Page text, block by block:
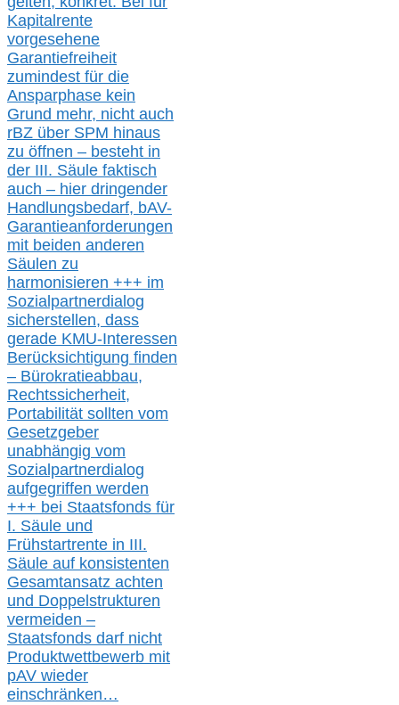
Kapitalrente
vorgesehene
Garantiefreiheit
zumindest für die
Ansparphase kein
Grund mehr, nicht auch
rBZ über SPM hinaus
zu öffnen – besteht in
der III. Säule faktisch
auch – hier dringender
Handlungsbedarf, bAV-
Garantieanforderungen
mit beiden anderen
Säulen zu
harmonisieren +++ im
Sozialpartnerdialog
sicherstellen, dass
gerade KMU-Interessen
Berücksichtigung finden
– Bürokratieabbau,
Rechtssicherheit,
Portabilität sollten vom
Gesetzgeber
unabhängig vom
Sozialpartnerdialog
aufgegriffen werden
+++ bei Staatsfonds für
I. Säule und
Frühstartrente in III.
Säule auf konsistenten
Gesamtansatz achten
und Doppelstrukturen
vermeiden –
Staatsfonds darf nicht
Produktwettbewerb mit
pAV wieder
einschränken…